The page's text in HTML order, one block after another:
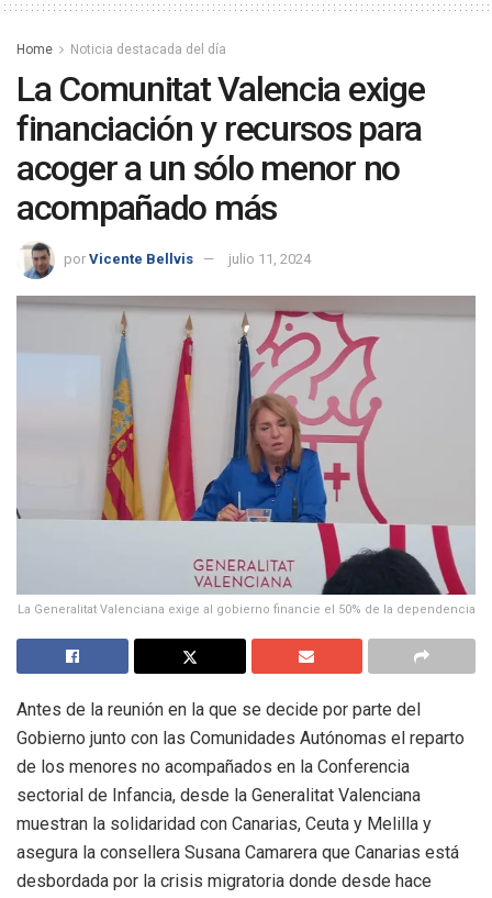
Home Noticia destacada del día
La Comunitat Valencia exige
financiación y recursos para
acoger a un sólo menor no
acompañado más
por Vicente Bellvis julio 11, 2024
La Generalitat Valenciana exige al gobierno financie el 50% de la dependencia
Antes de la reunión en la que se decide por parte del
Gobierno junto con las Comunidades Autónomas el reparto
de los menores no acompañados en la Conferencia
sectorial de Infancia, desde la Generalitat Valenciana
muestran la solidaridad con Canarias, Ceuta y Melilla y
asegura la consellera Susana Camarera que Canarias está
desbordada por la crisis migratoria donde desde hace